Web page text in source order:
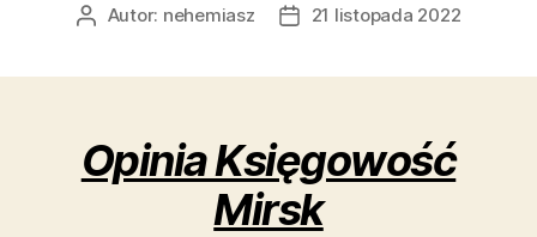
AutorAutor: nehemiasz
Data21 listopada 2022
Opinia Księgowość
Mirsk